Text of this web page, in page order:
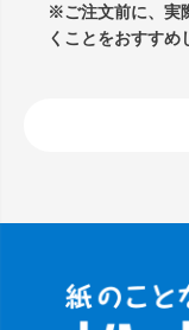
※ご注文前に、実
くことをおすすめ